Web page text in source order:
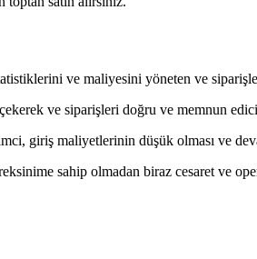
ve maliyesini yöneten ve
ve siparişleri doğru ve memnun
giriş maliyetlerinin düşük olması ve
sahip olmadan biraz cesaret ve